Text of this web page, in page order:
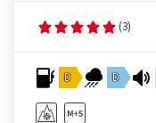
(3)
D D